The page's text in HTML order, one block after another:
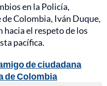
en la Policía,
Colombia, Iván Duque,
el respeto de los
pacífica.
de ciudadana
de Colombia